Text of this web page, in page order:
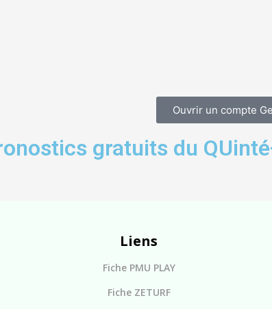
Ouvrir un compte
gratuits du
Liens
Fiche PMU PLAY
Fiche ZETURF